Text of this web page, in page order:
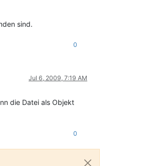
sind.
0
Jul 6, 2009, 7:19 AM
die Datei als Objekt
0